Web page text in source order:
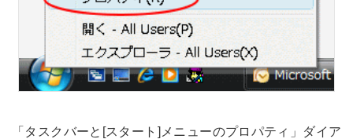
「タスクバーと[スタート]メニューのプロパティ」ダイア